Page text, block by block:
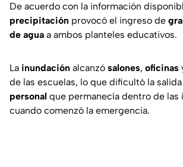
De acuerdo con la información
precipitación provocó el ingreso de
de agua a ambos planteles educativos.
La inundación alcanzó salones, oficinas
de las escuelas, lo que dificultó la
personal que permanecía dentro de las
cuando comenzó la emergencia.